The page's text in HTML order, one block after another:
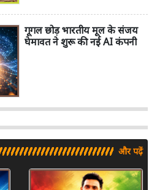
गूगल छोड़ भारतीय मूल के संजय
घेमावत ने शुरू की नई AI कंपनी
और पढ़ें